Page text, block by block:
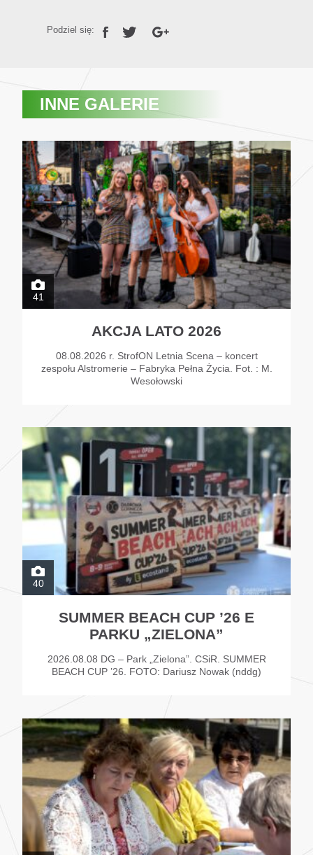
Podziel się:
INNE GALERIE
41
AKCJA LATO 2026
08.08.2026 r. StrofON Letnia Scena – koncert
zespołu Alstromerie – Fabryka Pełna Życia. Fot. : M.
Wesołowski
40
SUMMER BEACH CUP ’26 E
PARKU „ZIELONA”
2026.08.08 DG – Park „Zielona”. CSiR. SUMMER
BEACH CUP ’26. FOTO: Dariusz Nowak (nddg)